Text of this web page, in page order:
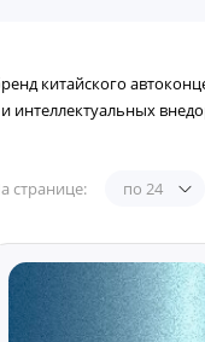
китайского
интеллектуальных
странице: по 24